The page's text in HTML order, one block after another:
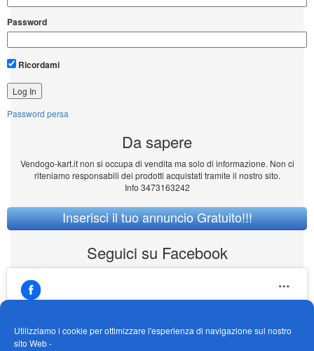
Utilizziamo i cookie per ottimizzare l'esperienza di navigazione sul nostro
sito Web -
Password
Ricordami
Password persa
Da sapere
Vendogo-kart.it non si occupa di vendita ma solo di informazione. Non ci
riteniamo responsabili dei prodotti acquistati tramite il nostro sito.
Info 3473163242
Inserisci il tuo annuncio Gratuito!!!
Seguici su Facebook